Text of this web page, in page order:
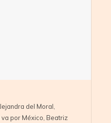
del Moral
va por México Beatriz